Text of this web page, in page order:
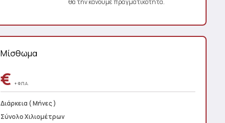
θα την κάνουμε πραγματικότητα.
Μίσθωμα
€+ Φ.Π.Α.
Διάρκεια ( Μήνες )
Σύνολο Χιλιομέτρων